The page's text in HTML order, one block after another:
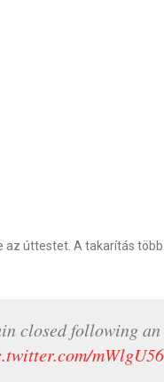
úttestet. A takarítás
closed following